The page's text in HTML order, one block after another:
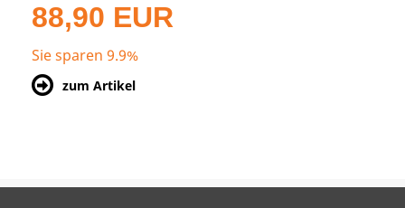
88,90 EUR
Sie sparen 9.9%
zum Artikel